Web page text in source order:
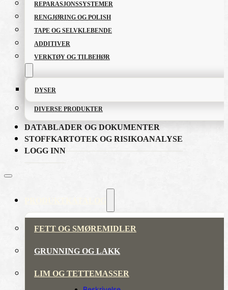
REPARASJONSSYSTEMER
RENGJØRING OG POLISH
TAPE OG SELVKLEBENDE
ADDITIVER
VERKTØY OG TILBEHØR
DYSER
DIVERSE PRODUKTER
DATABLADER OG DOKUMENTER
STOFFKARTOTEK OG RISIKOANALYSE
LOGG INN
FETT OG SMØREMIDLER
GRUNNING OG LAKK
LIM OG TETTEMASSER
Hjem/INDUSTRI